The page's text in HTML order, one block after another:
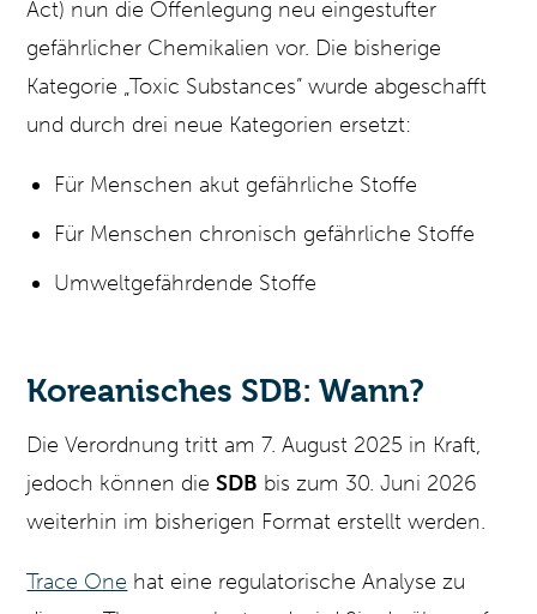
Act) nun die Offenlegung neu eingestufter
gefährlicher Chemikalien vor. Die bisherige
Kategorie „Toxic Substances” wurde abgeschafft
und durch drei neue Kategorien ersetzt:
Für Menschen akut gefährliche Stoffe
Für Menschen chronisch gefährliche Stoffe
Umweltgefährdende Stoffe
Koreanisches SDB: Wann?
Die Verordnung tritt am 7. August 2025 in Kraft,
jedoch können dieSDB bis zum 30. Juni 2026
weiterhin im bisherigen Format erstellt werden.
Trace One hat eine regulatorische Analyse zu